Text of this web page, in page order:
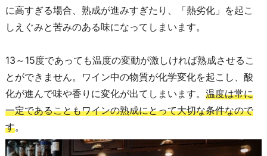
に高すぎる場合、熟成が進みすぎたり、「熱劣化」を起こ
しえぐみと苦みのある味になってしまいます。
13～15度であっても温度の変動が激しければ熟成させるこ
とができません。ワイン中の物質が化学変化を起こし、酸
化が進んで味や香りに変化が出てしまいます。 温度は常に
一定であることもワインの熟成にとって大切な条件なので
す。